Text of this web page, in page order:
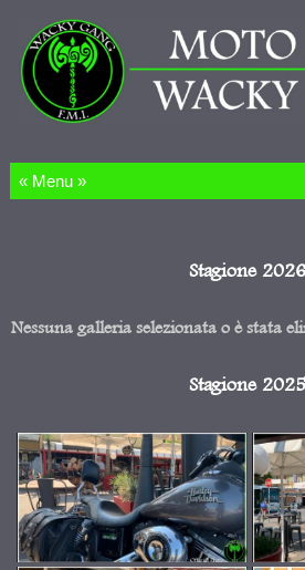
Salta al
Stagione 2026
Nessuna galleria selezionata o è stata
Stagione 2025